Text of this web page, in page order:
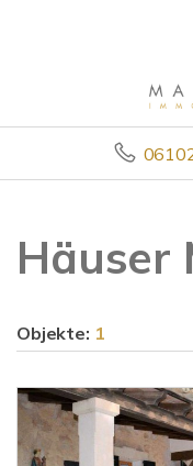
Häuser
Objekte: 1